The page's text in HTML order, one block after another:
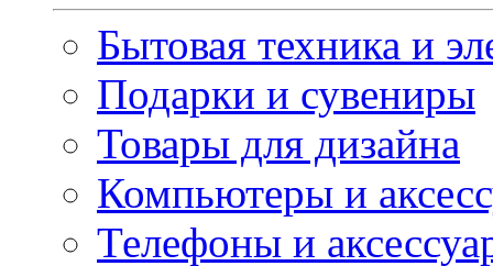
Бытовая техника и
Подарки и сувениры
Товары для дизайна
Компьютеры и
Телефоны и